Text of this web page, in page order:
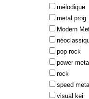
mélodique
metal prog
Modern
pop rock
power
rock
speed
visual kei